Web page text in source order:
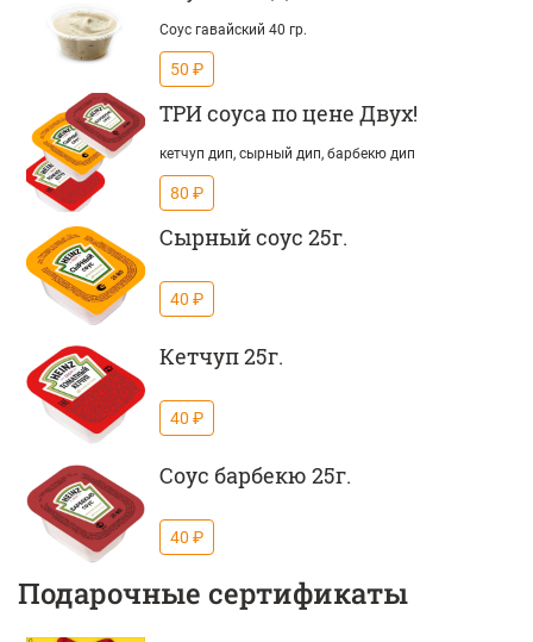
Соус гавайский 40 гр.
50 ₽
ТРИ соуса по цене Двух!
кетчуп дип, сырный дип, барбекю дип
80 ₽
Сырный соус 25г.
40 ₽
Кетчуп 25г.
40 ₽
Соус барбекю 25г.
40 ₽
Подарочные сертификаты